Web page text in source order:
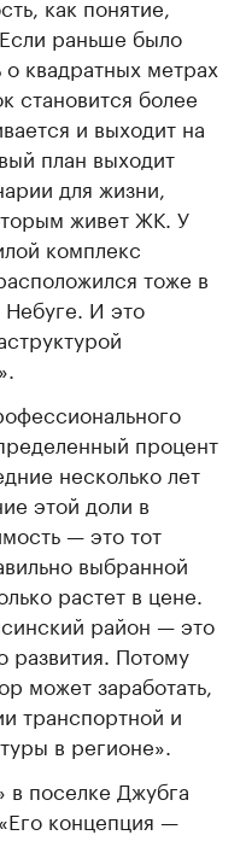
раньше было
о квадратных метрах
становится более
и выходит на
план выходит
для жизни,
живет ЖК. У
комплекс
тоже в
И это
процент
несколько лет
этой доли в
— это тот
выбранной
растет в цене.
район — это
развития. Потому
может заработать,
транспортной и
в регионе».
поселке Джубга
концепция —